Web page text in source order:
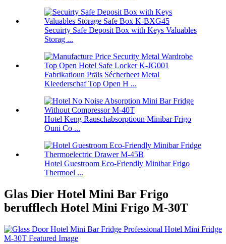
Secuirty Safe Deposit Box with Keys Valuables
Storag ...
Fabrikatioun Präis Sécherheet Metal
Kleederschaf Top Open H ...
Hotel Keng Rauschabsorptioun Minibar Frigo
Ouni Co ...
Hotel Guestroom Eco-Friendly Minibar Frigo
Thermoel ...
Glas Dier Hotel Mini Bar Frigo
berufflech Hotel Mini Frigo M-30T